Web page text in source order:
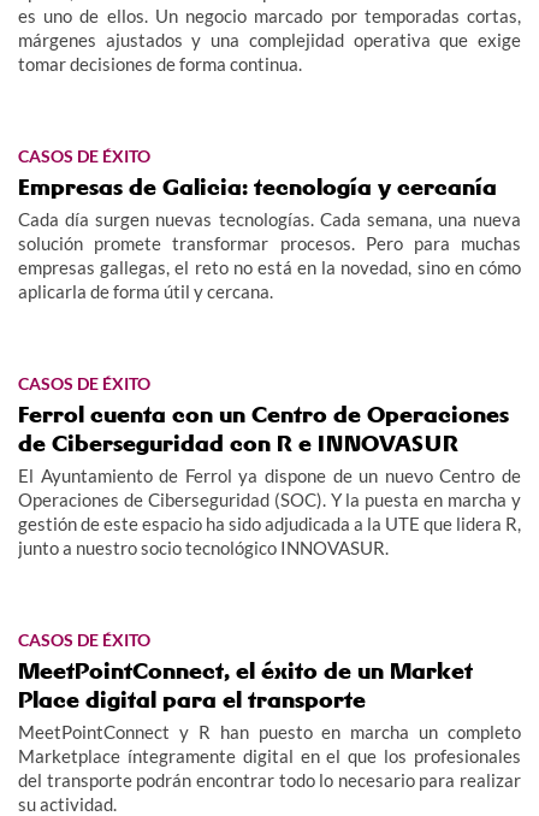
es uno de ellos. Un negocio marcado por temporadas cortas,
márgenes ajustados y una complejidad operativa que exige
tomar decisiones de forma continua.
CASOS DE ÉXITO
Empresas de Galicia: tecnología y cercanía
Cada día surgen nuevas tecnologías. Cada semana, una nueva
solución promete transformar procesos. Pero para muchas
empresas gallegas, el reto no está en la novedad, sino en cómo
aplicarla de forma útil y cercana.
CASOS DE ÉXITO
Ferrol cuenta con un Centro de Operaciones
de Ciberseguridad con R e INNOVASUR
El Ayuntamiento de Ferrol ya dispone de un nuevo Centro de
Operaciones de Ciberseguridad (SOC). Y la puesta en marcha y
gestión de este espacio ha sido adjudicada a la UTE que lidera R,
junto a nuestro socio tecnológico INNOVASUR.
CASOS DE ÉXITO
MeetPointConnect, el éxito de un Market
Place digital para el transporte
MeetPointConnect y R han puesto en marcha un completo
Marketplace íntegramente digital en el que los profesionales
del transporte podrán encontrar todo lo necesario para realizar
su actividad.